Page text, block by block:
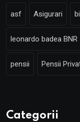
asf Asigurari
leonardo badea BNR
pensii Pensii
Categorii